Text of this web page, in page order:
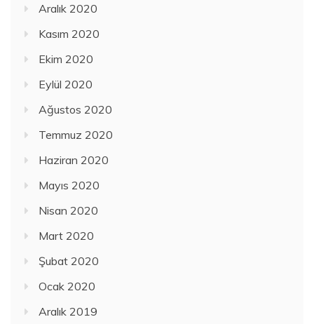
Aralık 2020
Kasım 2020
Ekim 2020
Eylül 2020
Ağustos 2020
Temmuz 2020
Haziran 2020
Mayıs 2020
Nisan 2020
Mart 2020
Şubat 2020
Ocak 2020
Aralık 2019